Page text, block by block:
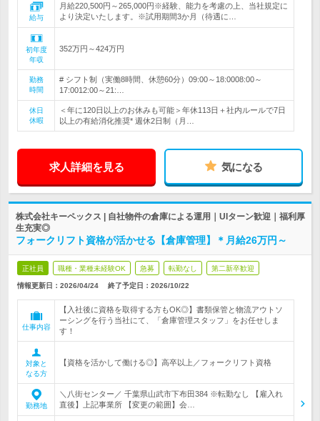
給与
月給220,500円～265,000円※経験、能力を考慮の上、当社規定に
より決定いたします。※試用期間3か月（待遇に…
初年度
年収
352万円～424万円
勤務
時間
# シフト制（実働8時間、休憩60分）09:00～18:0008:00～
17:0012:00～21:…
休日
休暇
＜年に120日以上のお休みも可能＞年休113日＋社内ルールで7日
以上の有給消化推奨* 週休2日制（月…
求人詳細を見る 気になる
株式会社キーペックス | 自社物件の倉庫による運用｜UIターン歓迎｜福利厚
生充実◎
フォークリフト資格が活かせる【倉庫管理】＊月給26万円～
正社員 職種・業種未経験OK 急募 転勤なし 第二新卒歓迎
情報更新日：2026/04/24 終了予定日： 2026/10/22
仕事内容
【入社後に資格を取得する方もOK◎】書類保管と物流アウトソ
ーシングを行う当社にて、「倉庫管理スタッフ」をお任せしま
す！
対象と
なる方
【資格を活かして働ける◎】高卒以上／フォークリフト資格
勤務地
＼八街センター／ 千葉県山武市下布田384 ※転勤なし 【雇入れ
直後】上記事業所 【変更の範囲】会…